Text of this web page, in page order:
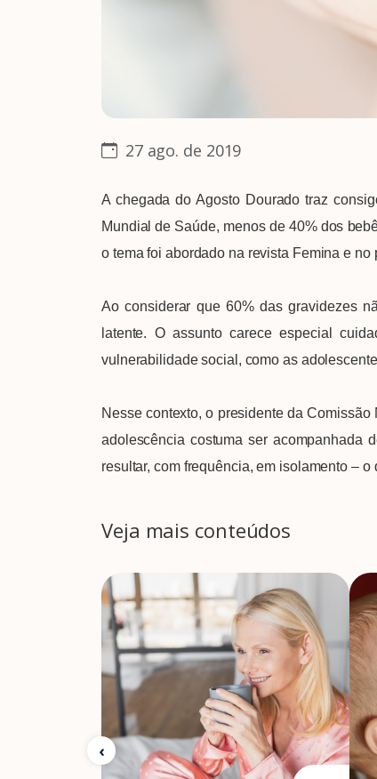
27 ago. de 2019
A chegada do Agosto Dourado traz
Mundial de Saúde, menos de 40% dos
o tema foi abordado na revista Femina e no
Ao considerar que 60% das gravidezes
latente. O assunto carece especial
vulnerabilidade social, como as
Nesse contexto, o presidente da
adolescência costuma ser acompanhada
resultar, com frequência, em isolamento –
Veja mais conteúdos